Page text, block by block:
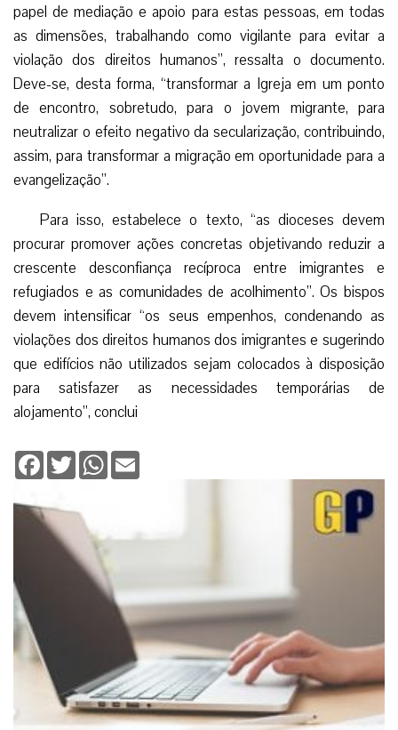
papel de mediação e apoio para estas pessoas, em todas
as dimensões, trabalhando como vigilante para evitar a
violação dos direitos humanos”, ressalta o documento.
Deve-se, desta forma, “transformar a Igreja em um ponto
de encontro, sobretudo, para o jovem migrante, para
neutralizar o efeito negativo da secularização, contribuindo,
assim, para transformar a migração em oportunidade para a
evangelização”.
Para isso, estabelece o texto, “as dioceses devem
procurar promover ações concretas objetivando reduzir a
crescente desconfiança recíproca entre imigrantes e
refugiados e as comunidades de acolhimento”. Os bispos
devem intensificar “os seus empenhos, condenando as
violações dos direitos humanos dos imigrantes e sugerindo
que edifícios não utilizados sejam colocados à disposição
para satisfazer as necessidades temporárias de
alojamento”, conclui
Facebook
TwitterWhatsApp